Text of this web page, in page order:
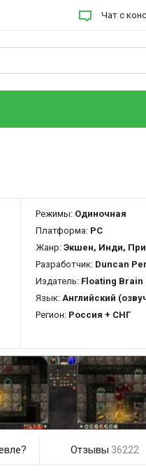
Чат с
Режимы: Одиночная
Платформа: PC
Жанр: Экшен, Инди,
Разработчик: Duncan
Издатель: Floating Brain
Язык: Английский
Регион: Россия + СНГ
Отзывы 36222